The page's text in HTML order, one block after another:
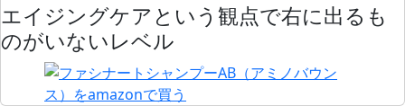
エイジングケアという観点で右に出るも
のがいないレベル